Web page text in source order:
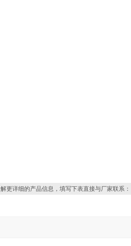
更详细的产品信息，填写下表直接与厂家联系：